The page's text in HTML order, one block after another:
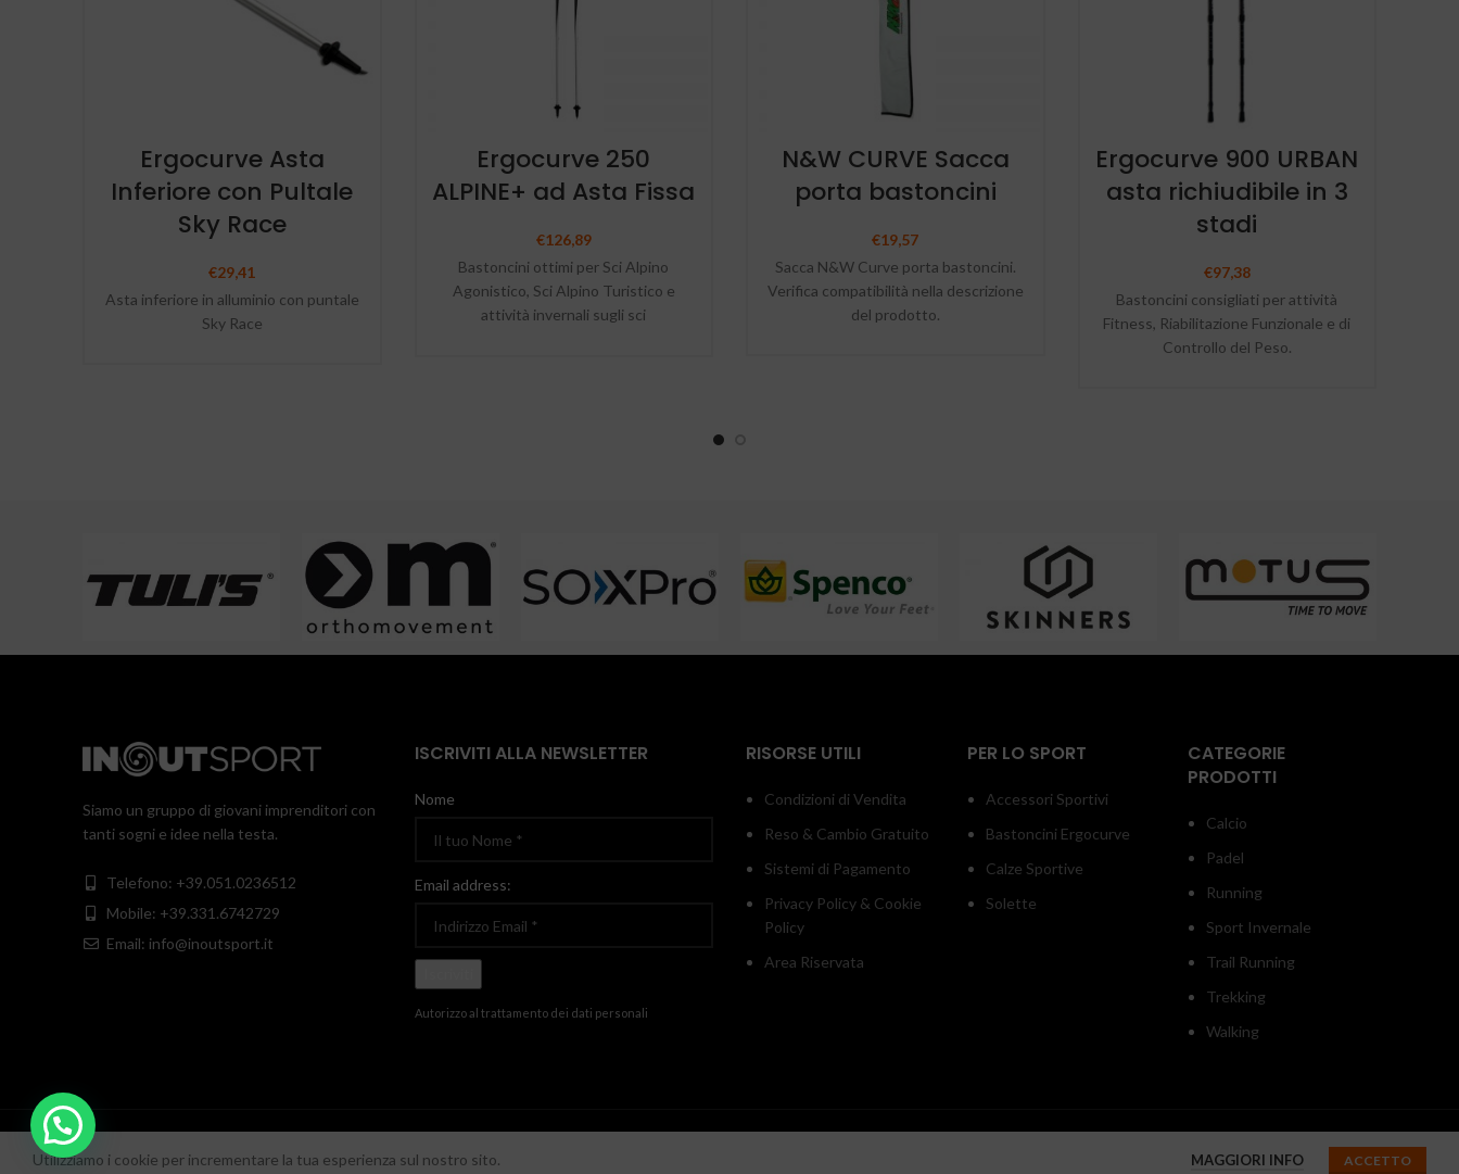
Ergocurve Asta
Inferiore con Pultale
Sky Race
€29,41
Asta inferiore in alluminio con puntale
Sky Race
Ergocurve 250
ALPINE+ ad Asta Fissa
€126,89
Bastoncini ottimi per Sci Alpino
Agonistico, Sci Alpino Turistico e
attività invernali sugli sci
N&W CURVE Sacca
porta bastoncini
€19,57
Sacca N&W Curve porta bastoncini.
Verifica compatibilità nella descrizione
del prodotto.
Ergocurve 900 URBAN
asta richiudibile in 3
stadi
€97,38
Bastoncini consigliati per attività
Fitness, Riabilitazione Funzionale e di
Controllo del Peso.
Siamo un gruppo di giovani imprenditori con
tanti sogni e idee nella testa.
Telefono: +39.051.0236512
Mobile: +39.331.6742729
Email: info@inoutsport.it
ISCRIVITI ALLA NEWSLETTER
Nome
Email address:
Autorizzo al trattamento dei dati personali
RISORSE UTILI
Condizioni di Vendita
Reso & Cambio Gratuito
Sistemi di Pagamento
Privacy Policy & Cookie
Policy
Area Riservata
PER LO SPORT
Accessori Sportivi
Bastoncini Ergocurve
Calze Sportive
Solette
CATEGORIE
PRODOTTI
Calcio
Padel
Running
Sport Invernale
Trail Running
Trekking
Walking
INOUTSPORT
DESIGN BYCool Web Agency . Digital Media Agency.
Utilizziamo i cookie per incrementare la tua esperienza sul nostro sito. MAGGIORI INFO ACCETTO